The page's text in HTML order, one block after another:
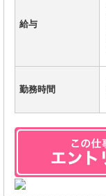
給与
勤務時間